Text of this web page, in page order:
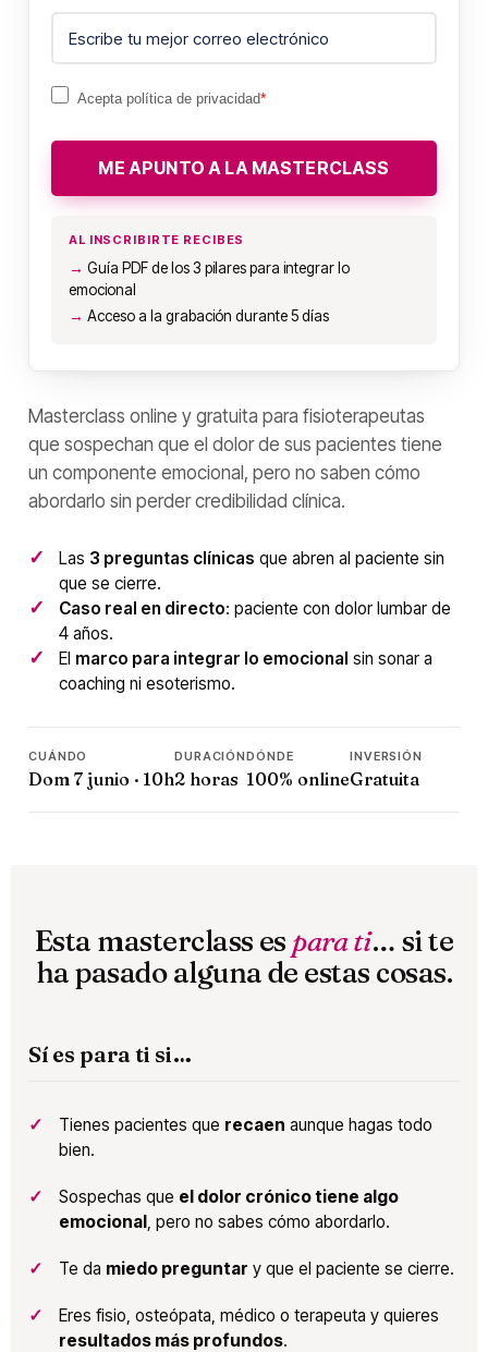
Acepta política de privacidad*
ME APUNTO A LA MASTERCLASS
AL INSCRIBIRTE RECIBES
Guía PDF de los 3 pilares para integrar lo
emocional
Acceso a la grabación durante 5 días
Masterclass online y gratuita para fisioterapeutas
que sospechan que el dolor de sus pacientes tiene
un componente emocional, pero no saben cómo
abordarlo sin perder credibilidad clínica.
Las 3 preguntas clínicas que abren al paciente sin
que se cierre.
Caso real en directo: paciente con dolor lumbar de
4 años.
El marco para integrar lo emocional sin sonar a
coaching ni esoterismo.
CUÁNDO
Dom 7 junio · 10h
DURACIÓN
2 horas
DÓNDE
100% online
INVERSIÓN
Gratuita
Esta masterclass es para ti… si te
ha pasado alguna de estas cosas.
Sí es para ti si…
Tienes pacientes que recaen aunque hagas todo
bien.
Sospechas que el dolor crónico tiene algo
emocional , pero no sabes cómo abordarlo.
Te da miedo preguntar y que el paciente se cierre.
Eres fisio, osteópata, médico o terapeuta y quieres
resultados más profundos.